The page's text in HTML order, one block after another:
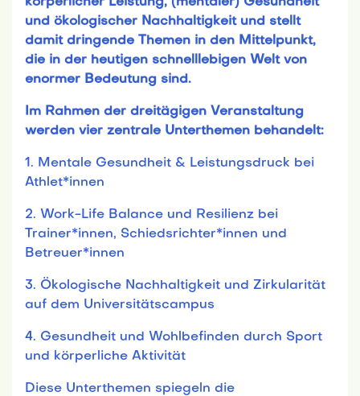
und ökologischer Nachhaltigkeit und stellt
damit dringende Themen in den Mittelpunkt,
die in der heutigen schnelllebigen Welt von
enormer Bedeutung sind.
Im Rahmen der dreitägigen Veranstaltung
werden vier zentrale Unterthemen behandelt:
1. Mentale Gesundheit & Leistungsdruck bei
Athlet*innen
2. Work-Life Balance und Resilienz bei
Trainer*innen, Schiedsrichter*innen und
Betreuer*innen
3. Ökologische Nachhaltigkeit und Zirkularität
auf dem Universitätscampus
4. Gesundheit und Wohlbefinden durch Sport
und körperliche Aktivität
Diese Unterthemen spiegeln die